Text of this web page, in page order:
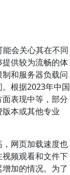
会关心其在不同
供较为流畅的体
和服务器负载问
根据2023年中国
表现中等，部分
本或其他专业
网页加载速度也
频观看和文件下
加的情况。为了